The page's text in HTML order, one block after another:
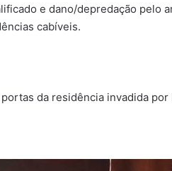
e dano/depredação pelo
cabíveis.
da residência invadida